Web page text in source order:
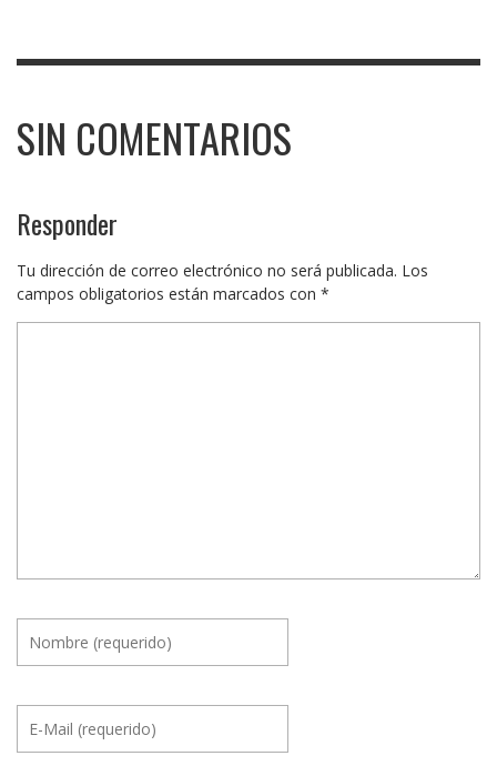
SIN COMENTARIOS
Responder
Tu dirección de correo electrónico no será publicada. Los
campos obligatorios están marcados con *